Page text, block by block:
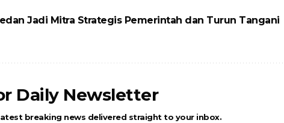
Jadi Mitra Strategis Pemerintah dan Turun Tangani
Daily Newsletter
breaking news delivered straight to your inbox.